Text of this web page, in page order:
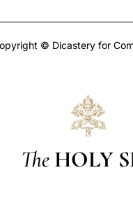
© Dicastery for
The HOLY